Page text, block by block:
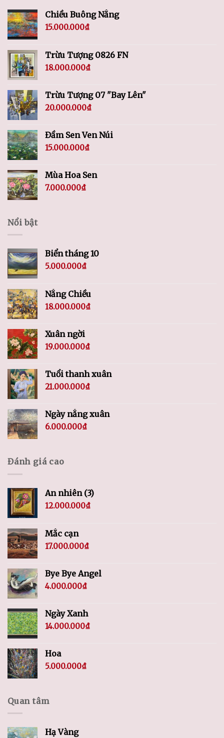
Chiều Buông Nắng
15.000.000₫
Trừu Tượng 0826 FN
18.000.000₫
Trừu Tượng 07 "Bay Lên"
20.000.000₫
Đầm Sen Ven Núi
15.000.000₫
Mùa Hoa Sen
7.000.000₫
Nổi bật
Biển tháng 10
5.000.000₫
Nắng Chiều
18.000.000₫
Xuân ngời
19.000.000₫
Tuổi thanh xuân
21.000.000₫
Ngày nắng xuân
6.000.000₫
Đánh giá cao
An nhiên (3)
12.000.000₫
Mắc cạn
17.000.000₫
Bye Bye Angel
4.000.000₫
Ngày Xanh
14.000.000₫
Hoa
5.000.000₫
Quan tâm
Hạ Vàng